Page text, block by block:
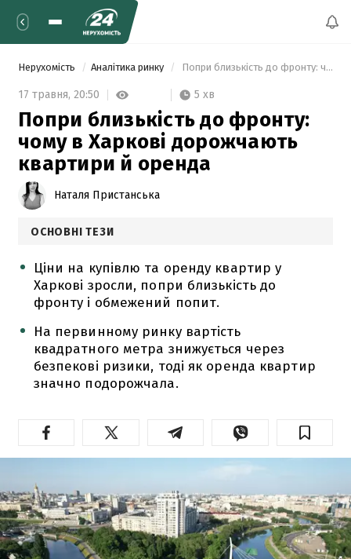
Нерухомість Аналітика ринку Попри близькість до фронту: чому в Харкові дорожчають квартири й оренда
17 травня, 20:50 5 хв
Попри близькість до фронту:
чому в Харкові дорожчають
квартири й оренда
Наталя Пристанська
ОСНОВНІ ТЕЗИ
Ціни на купівлю та оренду квартир у
Харкові зросли, попри близькість до
фронту і обмежений попит.
На первинному ринку вартість
квадратного метра знижується через
безпекові ризики, тоді як оренда квартир
значно подорожчала.